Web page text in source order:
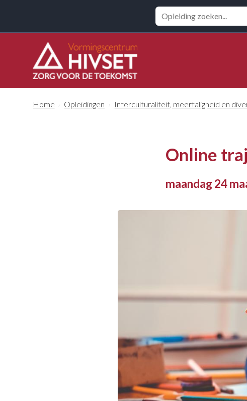
Zoeken
Home Opleidingen Interculturaliteit, meertaligheid en
Online
maandag 24